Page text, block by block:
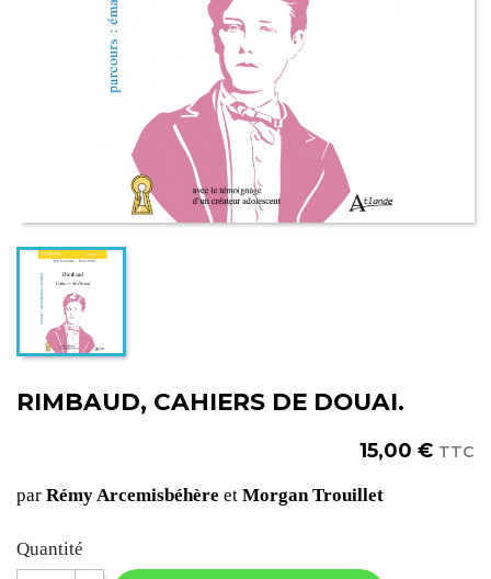
RIMBAUD, CAHIERS DE DOUAI.
15,00 € TTC
par Rémy Arcemisbéhère et Morgan Trouillet
Quantité